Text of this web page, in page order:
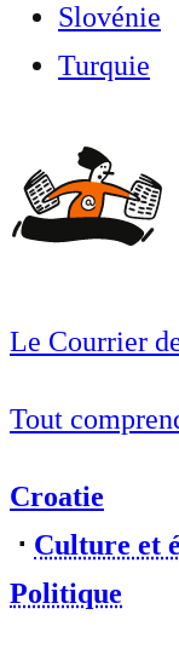
Slovénie
Turquie
Le Courrier
Tout
Croatie
⋅ Culture et
Politique